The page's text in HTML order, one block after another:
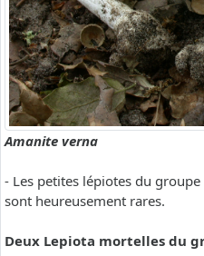
Amanite verna
- Les petites lépiotes du groupe
sont heureusement rares.
Deux Lepiota mortelles du